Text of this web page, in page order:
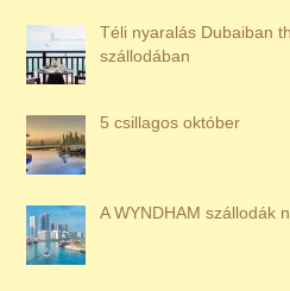
Téli nyaralás Dubaiban
szállodában
5 csillagos október
A WYNDHAM szállodák